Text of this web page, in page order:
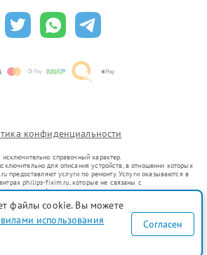
конфиденциальности
справочный характер.
для описания устройств, в отношении которых
предоставляют услуги по ремонту. Услуги оказываются в
philips-fixim.ru, которые не связаны с
или их официальными представителями.
уже введенных в гражданский оборот в соответствии
преследует цели индивидуализации услуг или введения
для информирования о предоставляемых услугах по
не является публичной офертой, определяемой
кодекса РФ
файлы cookie. Вы можете
использования
Согласен